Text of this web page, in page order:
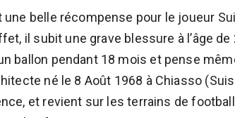
une belle récompense pour le joueur
il subit une grave blessure à l’âge
ballon pendant 18 mois et pense
né le 8 Août 1968 à Chiasso
et revient sur les terrains de